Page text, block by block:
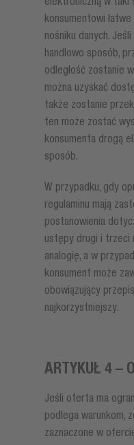
konsumentowi
nośniku danych.
handlowo sposób,
odległość zostanie
można uzyskać
także zostanie
ten może zostać
konsumenta drogą
sposób.
W przypadku, gdy
regulaminu mają
postanowienia
ustępy drugi i trzeci
analogię, a w
konsument może
obowiązujący
najkorzystniejszy.
ARTYKUŁ 4 –
Jeśli oferta ma
podlega warunkom,
zaznaczone w